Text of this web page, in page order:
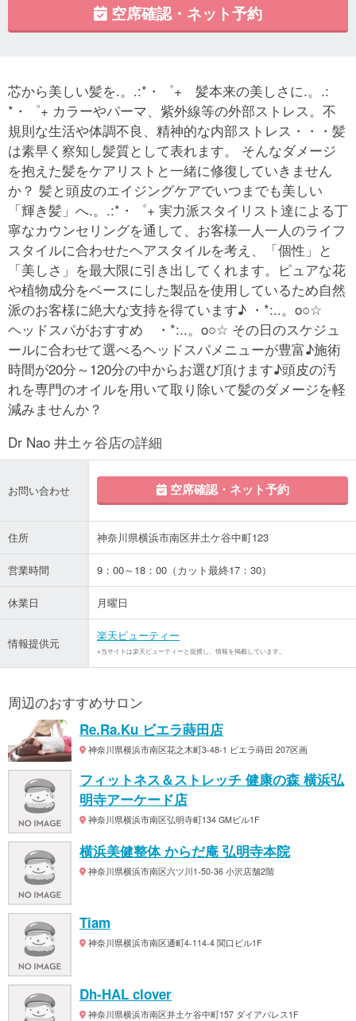
空席確認・ネット予約
芯から美しい髪を.。.:*・゜+ 髪本来の美しさに.。.:
*・゜+ カラーやパーマ、紫外線等の外部ストレス。不
規則な生活や体調不良、精神的な内部ストレス・・・髪
は素早く察知し髪質として表れます。 そんなダメージ
を抱えた髪をケアリストと一緒に修復していきません
か？ 髪と頭皮のエイジングケアでいつまでも美しい
「輝き髪」へ.。.:*・゜+ 実力派スタイリスト達による丁
寧なカウンセリングを通して、お客様一人一人のライフ
スタイルに合わせたヘアスタイルを考え、「個性」と
「美しさ」を最大限に引き出してくれます。ピュアな花
や植物成分をベースにした製品を使用しているため自然
派のお客様に絶大な支持を得ています♪ ・*:..。o○☆
ヘッドスパがおすすめ ・*:..。o○☆ その日のスケジュ
ールに合わせて選べるヘッドスパメニューが豊富♪施術
時間が20分～120分の中からお選び頂けます♪頭皮の汚
れを専門のオイルを用いて取り除いて髪のダメージを軽
減みませんか？
Dr Nao 井土ヶ谷店の詳細
お問い合わせ 空席確認・ネット予約
住所 神奈川県横浜市南区井土ケ谷中町123
営業時間 9：00～18：00（カット最終17：30）
休業日 月曜日
情報提供元
楽天ビューティー
※当サイトは楽天ビューティーと提携し、情報を掲載しています。
周辺のおすすめサロン
Re.Ra.Ku ビエラ蒔田店
神奈川県横浜市南区花之木町3-48-1 ビエラ蒔田 207区画
フィットネス＆ストレッチ 健康の森 横浜弘
明寺アーケード店
神奈川県横浜市南区弘明寺町134 GMビル1F
横浜美健整体 からだ庵 弘明寺本院
神奈川県横浜市南区六ツ川1-50-36 小沢店舗2階
Tiam
神奈川県横浜市南区通町4-114-4 関口ビル1F
Dh-HAL clover
神奈川県横浜市南区井土ケ谷中町157 ダイアパレス1F